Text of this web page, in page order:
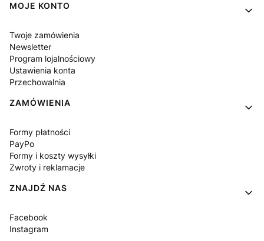
MOJE KONTO
Twoje zamówienia
Newsletter
Program lojalnościowy
Ustawienia konta
Przechowalnia
ZAMÓWIENIA
Formy płatności
PayPo
Formy i koszty wysyłki
Zwroty i reklamacje
ZNAJDŹ NAS
Facebook
Instagram